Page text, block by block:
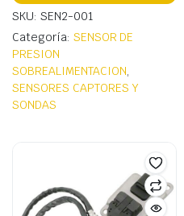
SKU: SEN2-001
Categoría: SENSOR DE
PRESION
SOBREALIMENTACION,
SENSORES CAPTORES Y
SONDAS